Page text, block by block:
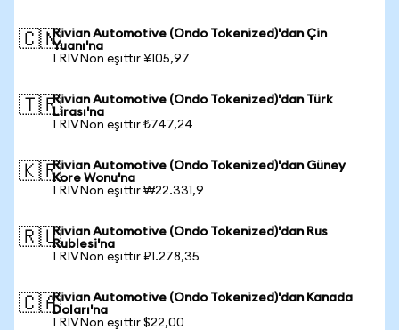
🇨🇳Rivian Automotive (Ondo Tokenized)'dan Çin
Yuanı'na
1 RIVNon eşittir ¥105,97
🇹🇷Rivian Automotive (Ondo Tokenized)'dan Türk
Lirası'na
1 RIVNon eşittir ₺747,24
🇰🇷Rivian Automotive (Ondo Tokenized)'dan Güney
Kore Wonu'na
1 RIVNon eşittir ₩22.331,9
🇷🇺Rivian Automotive (Ondo Tokenized)'dan Rus
Rublesi'na
1 RIVNon eşittir ₽1.278,35
🇨🇦Rivian Automotive (Ondo Tokenized)'dan Kanada
Doları'na
1 RIVNon eşittir $22,00